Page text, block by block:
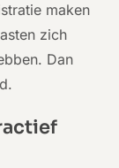
maken
zich
Dan